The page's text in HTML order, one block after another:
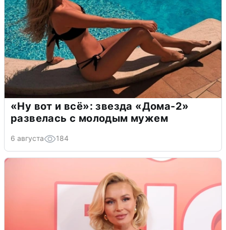
«Ну вот и всё»: звезда «Дома-2»
развелась с молодым мужем
6 августа 184